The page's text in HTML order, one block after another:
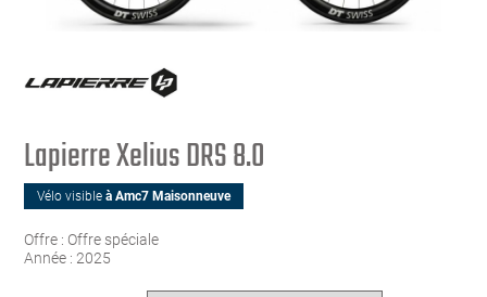
Lapierre Xelius DRS 8.0
Vélo visibleà Amc7 Maisonneuve
Offre : Offre spéciale
Année : 2025